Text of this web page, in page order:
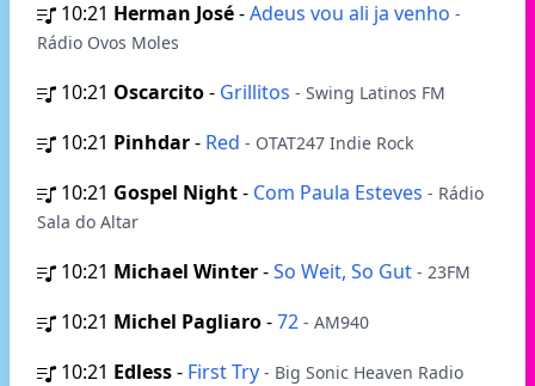
10:21 Herman José-Adeus vou ali ja venho -
Rádio Ovos Moles
10:21 Oscarcito- Grillitos - Swing Latinos FM
10:21 Pinhdar- Red - OTAT247 Indie Rock
10:21 Gospel Night- Com Paula Esteves - Rádio
Sala do Altar
10:21 Michael Winter-So Weit, So Gut - 23FM
10:21 Michel Pagliaro-72 - AM940
10:21 Edless- First Try - Big Sonic Heaven Radio